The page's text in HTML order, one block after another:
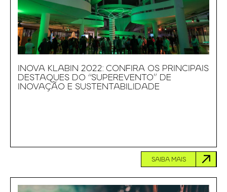
INOVA KLABIN 2022: CONFIRA OS PRINCIPAIS
DESTAQUES DO “SUPEREVENTO” DE
INOVAÇÃO E SUSTENTABILIDADE
SAIBA MAIS